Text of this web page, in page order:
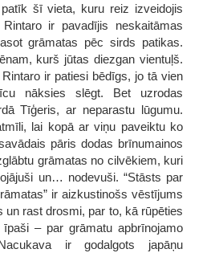
šī vieta, kuru reiz izveidojis
ir pavadījis neskaitāmas
grāmatas pēc sirds patikas.
kurš jūtas diezgan vientuļš.
ir patiesi bēdīgs, jo tā vien
nāksies slēgt. Bet uzrodas
Tīģeris, ar neparastu lūgumu.
lai kopā ar viņu paveiktu ko
pāris dodas brīnumainos
grāmatas no cilvēkiem, kuri
un… nodevuši. “Stāsts par
ir aizkustinošs vēstījums
un rast drosmi, par to, kā rūpēties
– par grāmatu apbrīnojamo
ir godalgots japāņu